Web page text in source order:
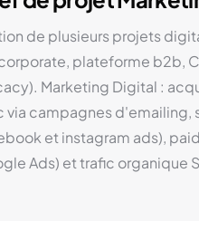
de plusieurs projets
plateforme b2b,
Marketing Digital :
via campagnes d'emailing,
et instagram ads),
Ads) et trafic organique